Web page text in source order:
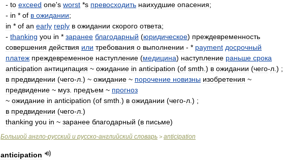
- to exceed one's worst *s превосходить наихудшие опасения;
- in * of в ожидании;
in * of an early reply в ожидании скорого ответа;
- thanking you in * заранее благодарный (юридическое) преждевременность
совершения действия или требования о выполнении - * payment досрочный
платеж преждевременное наступление (медицина) наступление раньше срока
anticipation антиципация ~ ожидание in anticipation (of smth .) в ожидании (чего-л .) ;
в предвидении (чего-л .) ~ ожидание ~ порочение новизны изобретения ~
предвидение ~ муз предъем ~ прогноз
~ ожидание in anticipation (of smth .) в ожидании (чего-л .) ;
в предвидении (чего-л .)
thanking you in ~ заранее благодарный (в письме)
Большой англо-русский и русско-английский словарь > anticipation
anticipation